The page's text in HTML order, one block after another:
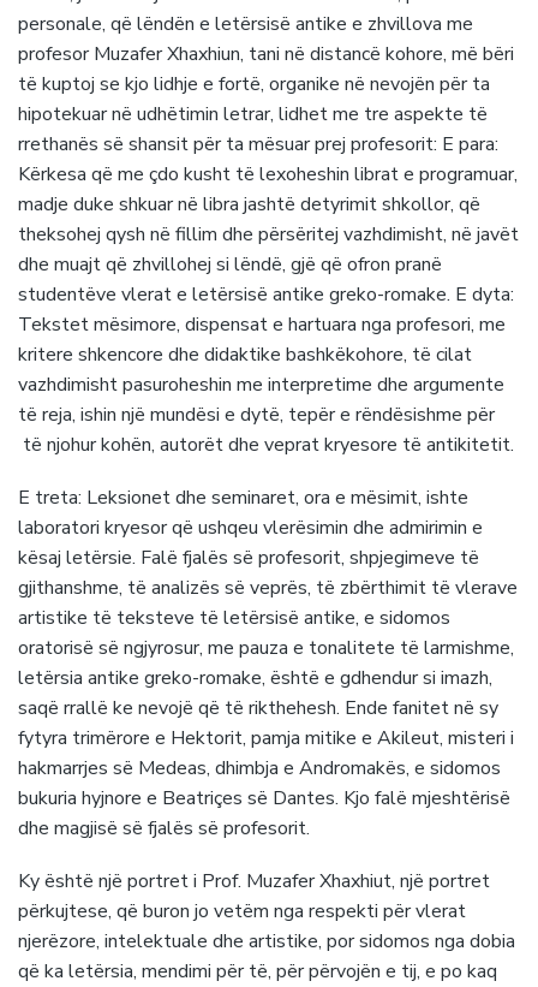
personale, që lëndën e letërsisë antike e zhvillova me
profesor Muzafer Xhaxhiun, tani në distancë kohore, më bëri
të kuptoj se kjo lidhje e fortë, organike në nevojën për ta
hipotekuar në udhëtimin letrar, lidhet me tre aspekte të
rrethanës së shansit për ta mësuar prej profesorit: E para:
Kërkesa që me çdo kusht të lexoheshin librat e programuar,
madje duke shkuar në libra jashtë detyrimit shkollor, që
theksohej qysh në fillim dhe përsëritej vazhdimisht, në javët
dhe muajt që zhvillohej si lëndë, gjë që ofron pranë
studentëve vlerat e letërsisë antike greko-romake. E dyta:
Tekstet mësimore, dispensat e hartuara nga profesori, me
kritere shkencore dhe didaktike bashkëkohore, të cilat
vazhdimisht pasuroheshin me interpretime dhe argumente
të reja, ishin një mundësi e dytë, tepër e rëndësishme për
të njohur kohën, autorët dhe veprat kryesore të antikitetit.
E treta: Leksionet dhe seminaret, ora e mësimit, ishte
laboratori kryesor që ushqeu vlerësimin dhe admirimin e
kësaj letërsie. Falë fjalës së profesorit, shpjegimeve të
gjithanshme, të analizës së veprës, të zbërthimit të vlerave
artistike të teksteve të letërsisë antike, e sidomos
oratorisë së ngjyrosur, me pauza e tonalitete të larmishme,
letërsia antike greko-romake, është e gdhendur si imazh,
saqë rrallë ke nevojë që të rikthehesh. Ende fanitet në sy
fytyra trimërore e Hektorit, pamja mitike e Akileut, misteri i
hakmarrjes së Medeas, dhimbja e Andromakës, e sidomos
bukuria hyjnore e Beatriçes së Dantes. Kjo falë mjeshtërisë
dhe magjisë së fjalës së profesorit.
Ky është një portret i Prof. Muzafer Xhaxhiut, një portret
përkujtese, që buron jo vetëm nga respekti për vlerat
njerëzore, intelektuale dhe artistike, por sidomos nga dobia
që ka letërsia, mendimi për të, për përvojën e tij, e po kaq